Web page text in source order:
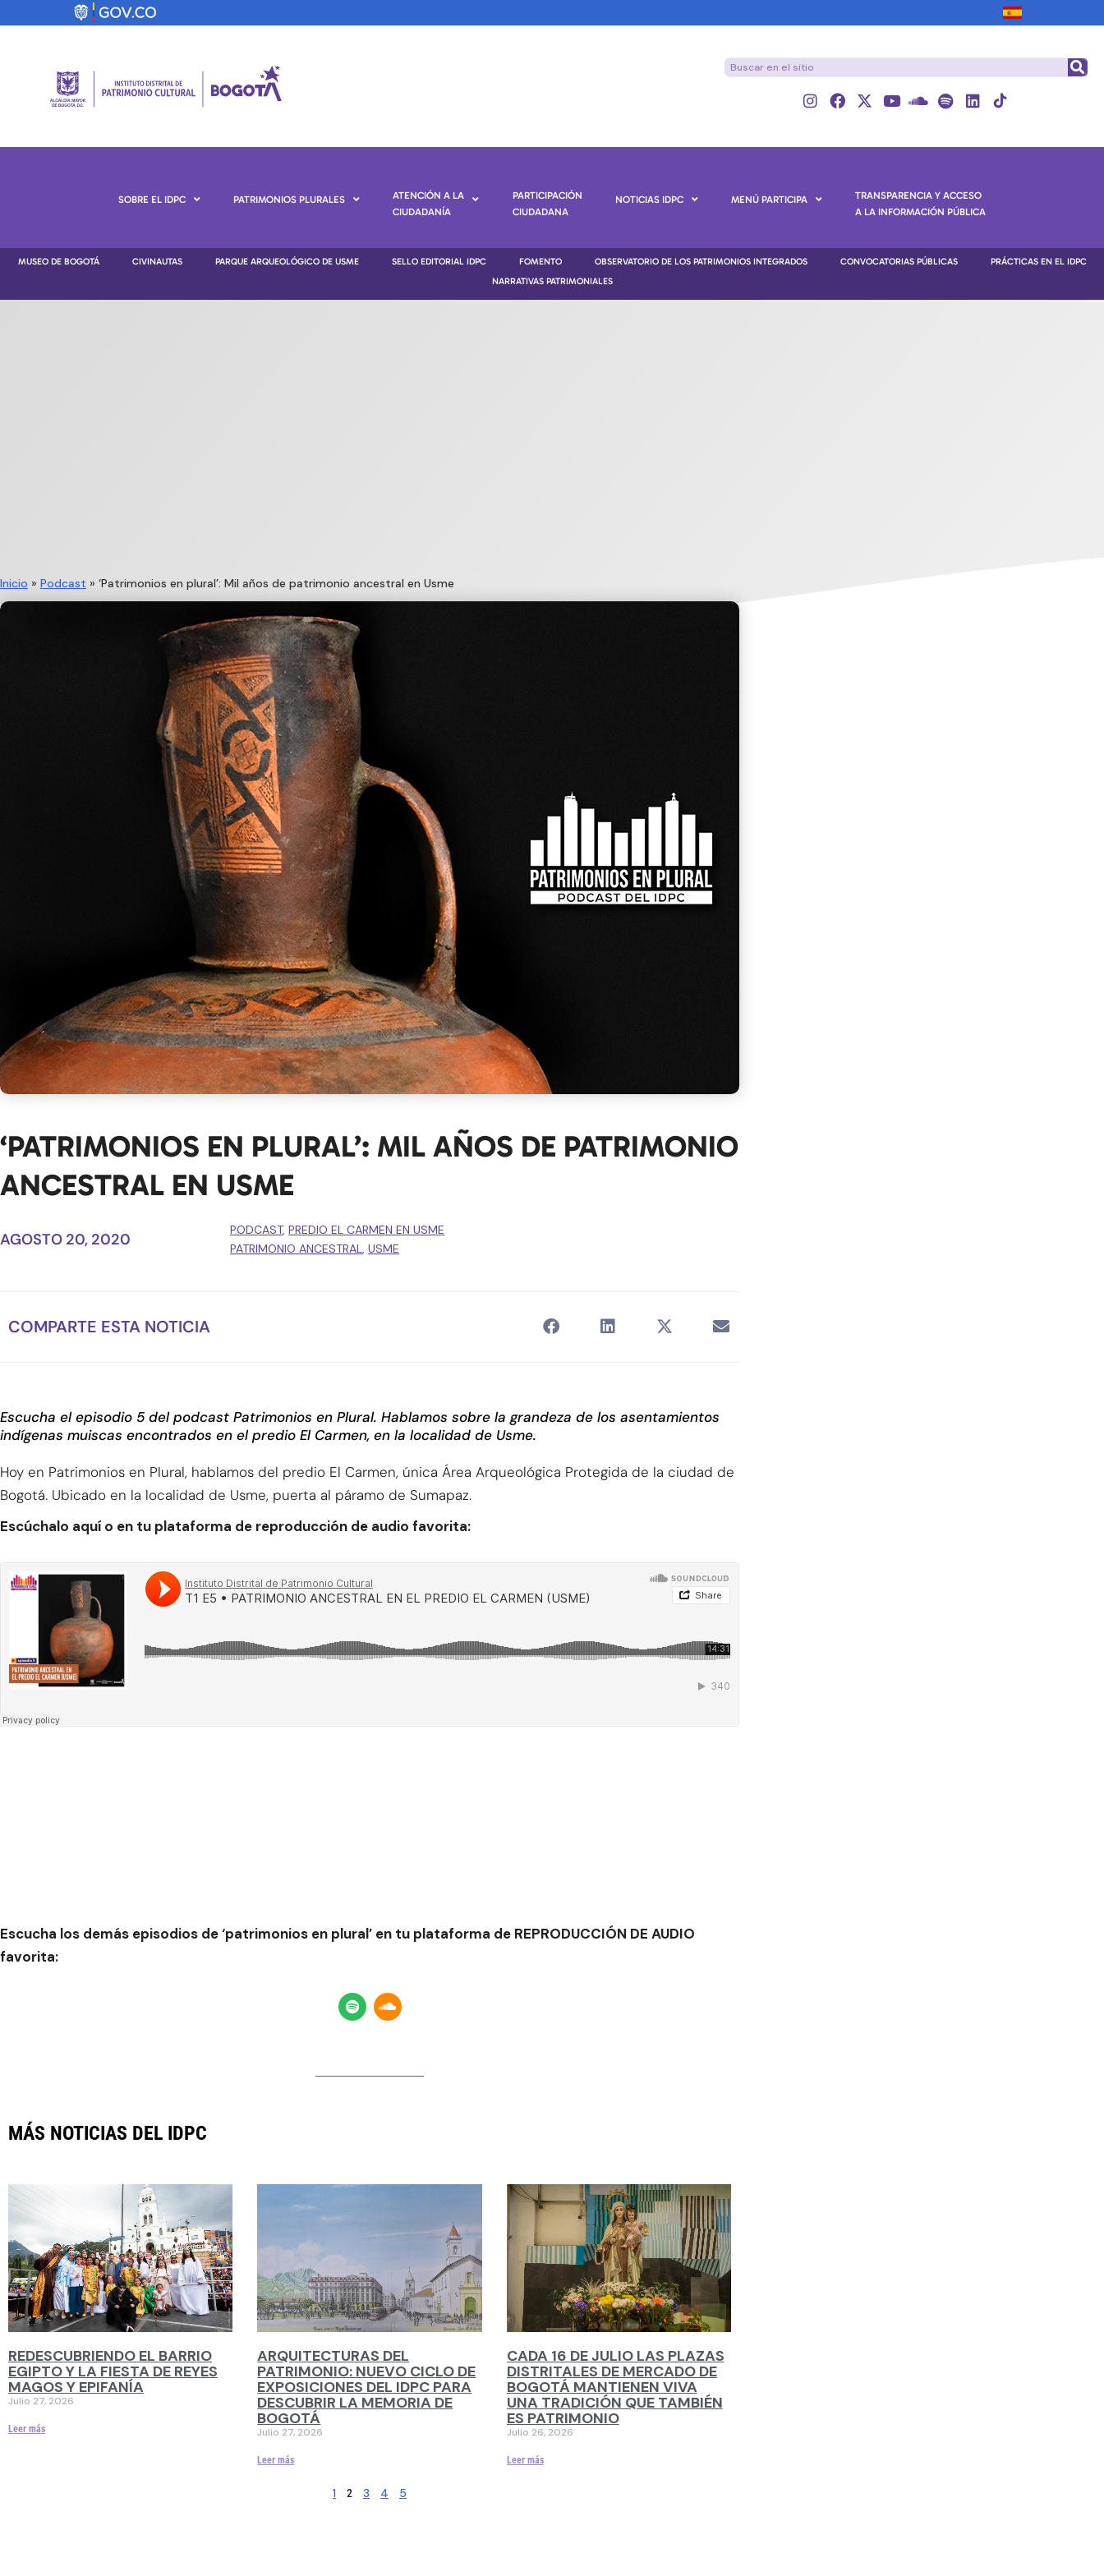
SOBRE EL IDPC PATRIMONIOS PLURALES
ATENCIÓN A LA
CIUDADANÍA
PARTICIPACIÓN
CIUDADANA
NOTICIAS IDPC MENÚ PARTICIPA
TRANSPARENCIA Y ACCESO
A LA INFORMACIÓN PÚBLICA
MUSEO DE BOGOTÁ CIVINAUTAS PARQUE ARQUEOLÓGICO DE USME SELLO EDITORIAL IDPC FOMENTO OBSERVATORIO DE LOS PATRIMONIOS INTEGRADOS CONVOCATORIAS PÚBLICAS
PRÁCTICAS EN EL IDPC
NARRATIVAS PATRIMONIALES
Inicio » Podcast » ‘Patrimonios en plural’: Mil años de patrimonio ancestral en Usme
‘PATRIMONIOS EN PLURAL’: MIL AÑOS DE PATRIMONIO
ANCESTRAL EN USME
AGOSTO 20, 2020 PODCAST, PREDIO EL CARMEN EN USME
PATRIMONIO ANCESTRAL, USME
COMPARTE ESTA NOTICIA
Escucha el episodio 5 del podcast Patrimonios en Plural. Hablamos sobre la grandeza de los asentamientos
indígenas muiscas encontrados en el predio El Carmen, en la localidad de Usme.
Hoy en Patrimonios en Plural, hablamos del predio El Carmen, única Área Arqueológica Protegida de la ciudad de
Bogotá. Ubicado en la localidad de Usme, puerta al páramo de Sumapaz.
Escúchalo aquí o en tu plataforma de reproducción de audio favorita:
Escucha los demás episodios de ‘patrimonios en plural’ en tu plataforma de REPRODUCCIÓN DE AUDIO
favorita:
MÁS NOTICIAS DEL IDPC
REDESCUBRIENDO EL BARRIO
EGIPTO Y LA FIESTA DE REYES
MAGOS Y EPIFANÍA
Julio 27, 2026
Leer más
ARQUITECTURAS DEL
PATRIMONIO: NUEVO CICLO DE
EXPOSICIONES DEL IDPC PARA
DESCUBRIR LA MEMORIA DE
BOGOTÁ
Julio 27, 2026
Leer más
CADA 16 DE JULIO LAS PLAZAS
DISTRITALES DE MERCADO DE
BOGOTÁ MANTIENEN VIVA
UNA TRADICIÓN QUE TAMBIÉN
ES PATRIMONIO
Julio 26, 2026
Leer más
1 2 3 4 5